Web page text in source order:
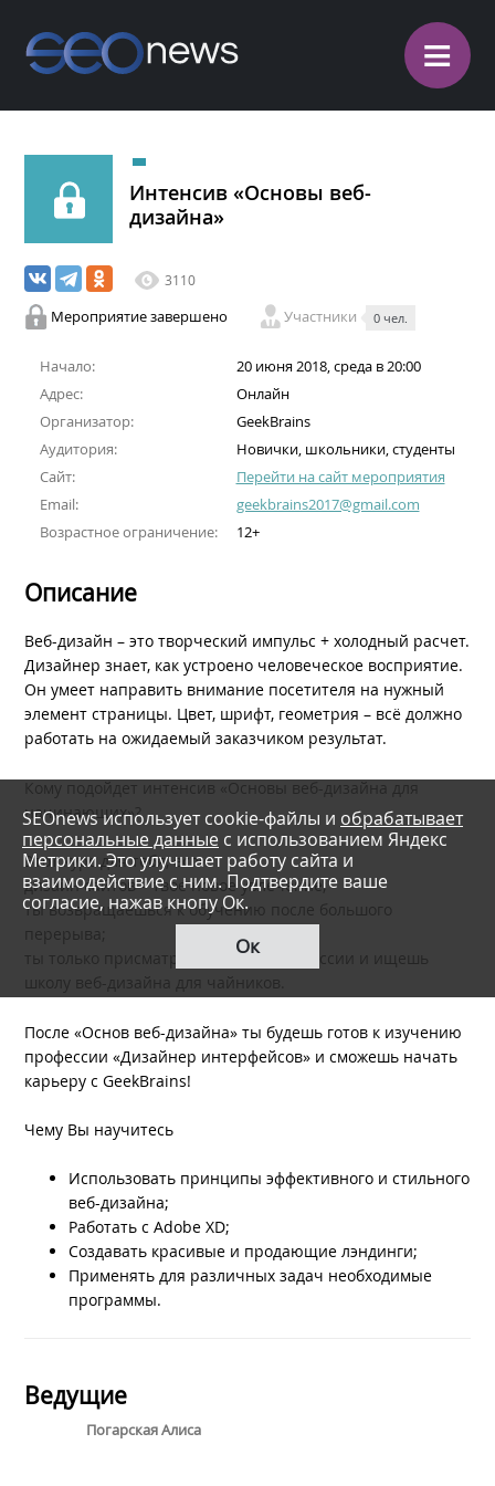
≡
Интенсив «Основы веб-
дизайна»
3110
Мероприятие завершено Участники 0 чел.
Начало:
20 июня 2018, среда в 20:00
Адрес:
Онлайн
Организатор:
GeekBrains
Аудитория:
Новички, школьники, студенты
Сайт:
Перейти на сайт мероприятия
Email:
geekbrains2017@gmail.com
Возрастное ограничение:
12+
Описание
Веб-дизайн – это творческий импульс + холодный расчет.
Дизайнер знает, как устроено человеческое восприятие.
Он умеет направить внимание посетителя на нужный
элемент страницы. Цвет, шрифт, геометрия – всё должно
работать на ожидаемый заказчиком результат.
Кому подойдет интенсив «Основы веб-дизайна для
начинающих»?
Этот курс для тебя, если:
дизайн сайтов – твое новое увлечение;
ты возвращаешься к обучению после большого
перерыва;
ты только присматриваешься к профессии и ищешь
школу веб-дизайна для чайников.
После «Основ веб-дизайна» ты будешь готов к изучению
профессии «Дизайнер интерфейсов» и сможешь начать
карьеру с GeekBrains!
Чему Вы научитесь
Использовать принципы эффективного и стильного
веб-дизайна;
Работать с Adobe XD;
Создавать красивые и продающие лэндинги;
Применять для различных задач необходимые
программы.
Ведущие
Погарская Алиса
SEOnews использует cookie-файлы и обрабатывает
персональные данные с использованием Яндекс
Метрики. Это улучшает работу сайта и
взаимодействие с ним. Подтвердите ваше
согласие, нажав кнопу Ок.
Ок